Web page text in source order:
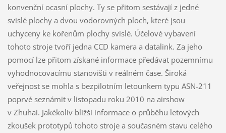
konvenční ocasní plochy. Ty se přitom sestávají z jedné
svislé plochy a dvou vodorovných ploch, které jsou
uchyceny ke kořenům plochy svislé. Účelové vybavení
tohoto stroje tvoří jedna CCD kamera a datalink. Za jeho
pomocí lze přitom získané informace předávat pozemnímu
vyhodnocovacímu stanovišti v reálném čase. Široká
veřejnost se mohla s bezpilotním letounkem typu ASN-211
poprvé seznámit v listopadu roku 2010 na airshow
v Zhuhai. Jakékoliv bližší informace o průběhu letových
zkoušek prototypů tohoto stroje a současném stavu celého